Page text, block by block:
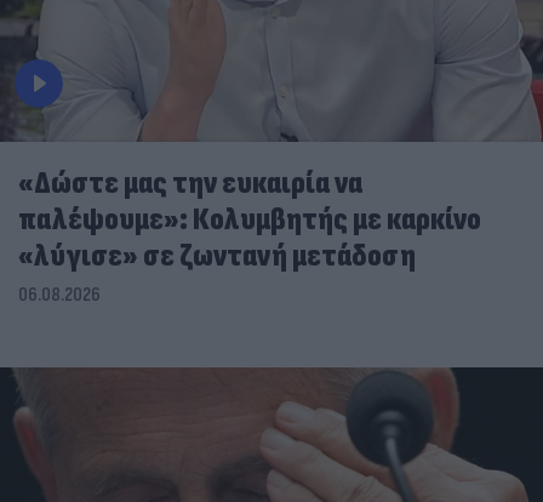
«Δώστε μας την ευκαιρία να
παλέψουμε»: Κολυμβητής με καρκίνο
«λύγισε» σε ζωντανή μετάδοση
06.08.2026